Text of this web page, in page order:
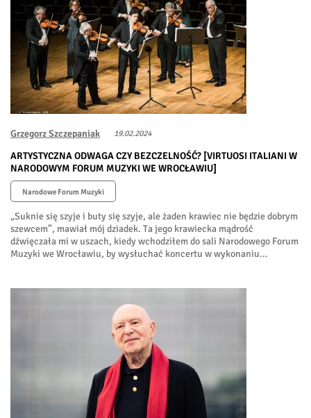
Grzegorz Szczepaniak 19.02.2024
ARTYSTYCZNA ODWAGA CZY BEZCZELNOŚĆ? [VIRTUOSI ITALIANI W
NARODOWYM FORUM MUZYKI WE WROCŁAWIU]
Narodowe Forum Muzyki
„Suknie się szyje i buty się szyje, ale żaden krawiec nie będzie dobrym
szewcem”, mawiał mój dziadek. Ta jego krawiecka mądrość
dźwięczała mi w uszach, kiedy wchodziłem do sali Narodowego Forum
Muzyki we Wrocławiu, by wysłuchać koncertu w wykonaniu...